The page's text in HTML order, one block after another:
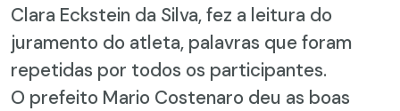
Clara Eckstein da Silva, fez a leitura do
juramento do atleta, palavras que foram
repetidas por todos os participantes.
O prefeito Mario Costenaro deu as boas